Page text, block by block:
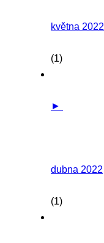
května 2022
(1)
►
dubna 2022
(1)